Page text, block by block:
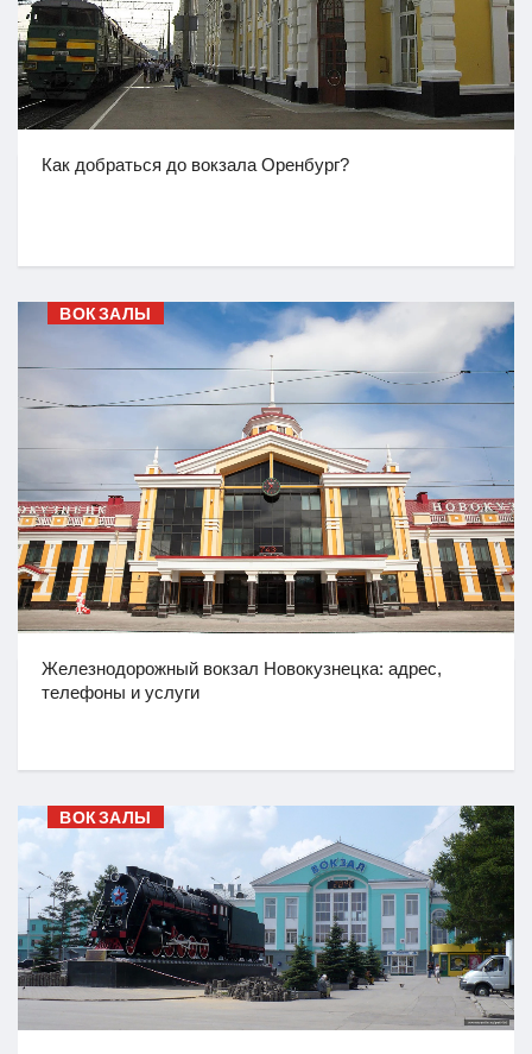
Как добраться до вокзала Оренбург?
ВОКЗАЛЫ
Железнодорожный вокзал Новокузнецка: адрес,
телефоны и услуги
ВОКЗАЛЫ